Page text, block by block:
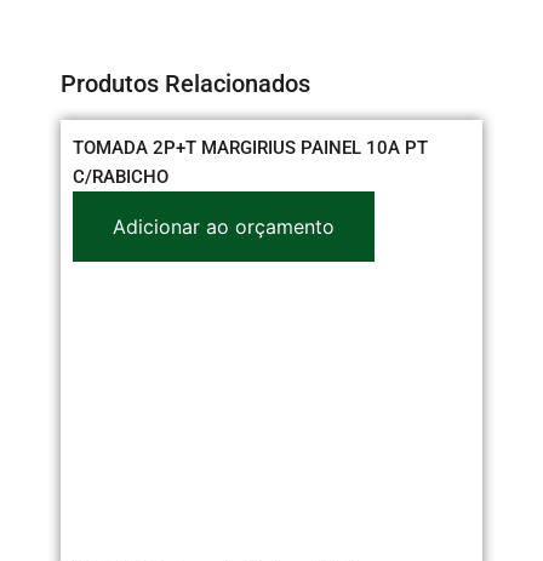
Produtos Relacionados
TOMADA 2P+T MARGIRIUS PAINEL 10A PT
C/RABICHO
Adicionar ao orçamento